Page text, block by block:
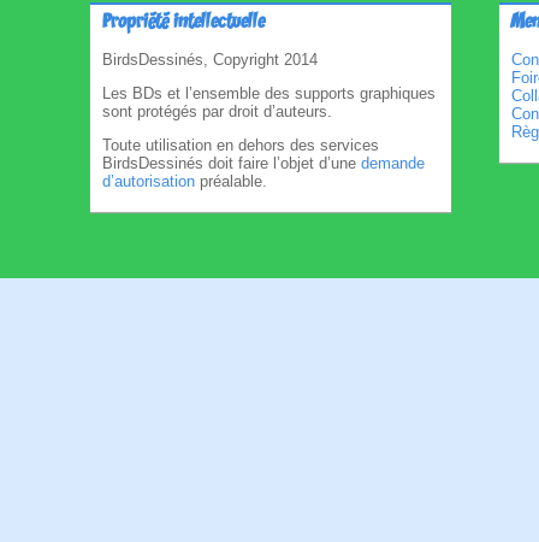
Propriété intellectuelle
BirdsDessinés, Copyright 2014
Les BDs et l’ensemble des supports graphiques
sont protégés par droit d’auteurs.
Toute utilisation en dehors des services
BirdsDessinés doit faire l’objet d’une demande
d’autorisation préalable.